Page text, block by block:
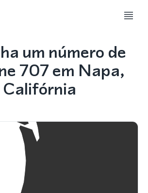
um número de
707 em Napa,
Califórnia